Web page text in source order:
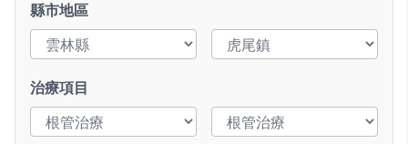
縣市地區
治療項目